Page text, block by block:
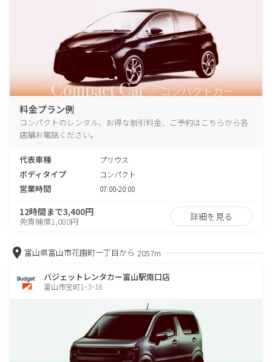
料金プラン例
コンパクトのレンタル、お得な割引料金、ご予約はこちらから各
店舗お電話ください。
代表車種 プリウス
ボディタイプ コンパクト
営業時間 07:00-20:00
12時間まで3,400円
免責補償1,080円 詳細を見る
富山県富山市花園町一丁目から 2057m
バジェットレンタカー富山駅南口店
富山市宝町1−3−16